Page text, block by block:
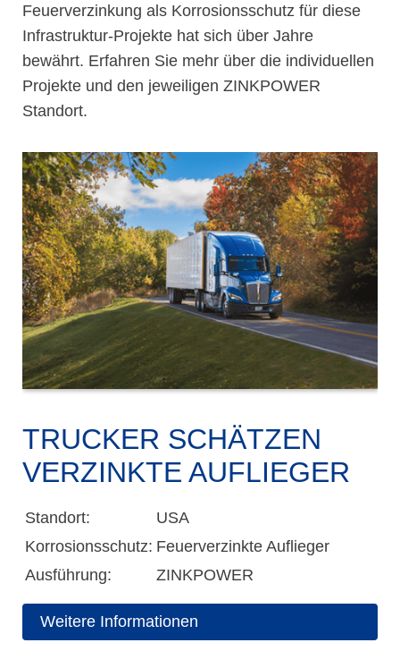
Feuerverzinkung als Korrosionsschutz für diese
Infrastruktur-Projekte hat sich über Jahre
bewährt. Erfahren Sie mehr über die individuellen
Projekte und den jeweiligen ZINKPOWER
Standort.
TRUCKER SCHÄTZEN
VERZINKTE AUFLIEGER
Standort:
USA
Korrosionsschutz: Feuerverzinkte Auflieger
Ausführung:
ZINKPOWER
Weitere Informationen